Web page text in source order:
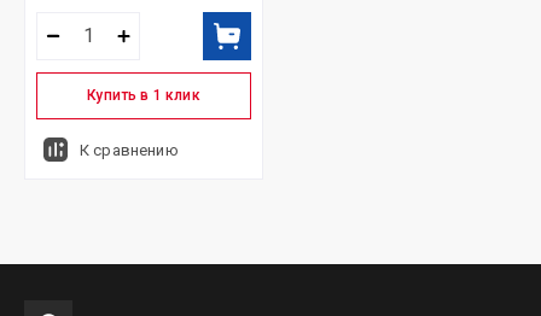
Купить в 1 клик
К сравнению